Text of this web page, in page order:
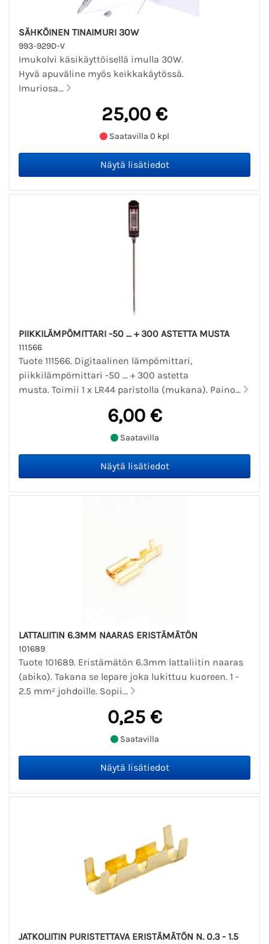
SÄHKÖINEN TINAIMURI 30W
993-929D-V
Imukolvi käsikäyttöisellä imulla 30W.
Hyvä apuväline myös keikkakäytössä.
Imuriosa...
25,00 €
Saatavilla 0 kpl
PIIKKILÄMPÖMITTARI -50 ... + 300 ASTETTA MUSTA
111566
Tuote 111566. Digitaalinen lämpömittari,
piikkilämpömittari -50 ... + 300 astetta
musta. Toimii 1 x LR44 paristolla (mukana). Paino...
6,00 €
Saatavilla
LATTALIITIN 6.3MM NAARAS ERISTÄMÄTÖN
101689
Tuote 101689. Eristämätön 6.3mm lattaliitin naaras
(abiko). Takana se lepare joka lukittuu kuoreen. 1 -
2.5 mm² johdoille. Sopii...
0,25 €
Saatavilla
JATKOLIITIN PURISTETTAVA ERISTÄMÄTÖN N. 0.3 - 1.5